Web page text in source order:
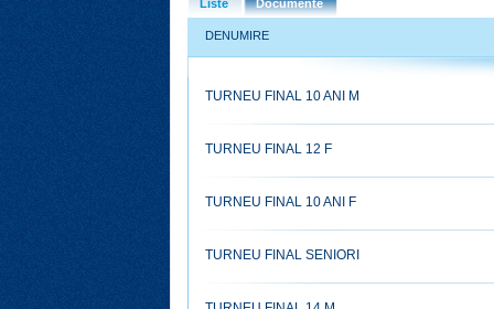
Liste Documente
DENUMIRE
TURNEU FINAL 10 ANI M
TURNEU FINAL 12 F
TURNEU FINAL 10 ANI F
TURNEU FINAL SENIORI